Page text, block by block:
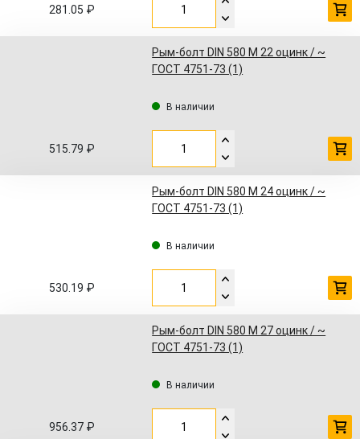
281.05 ₽
Рым-болт DIN 580 M 22 оцинк / ~
ГОСТ 4751-73 (1)
В наличии
515.79 ₽
Рым-болт DIN 580 M 24 оцинк / ~
ГОСТ 4751-73 (1)
В наличии
530.19 ₽
Рым-болт DIN 580 M 27 оцинк / ~
ГОСТ 4751-73 (1)
В наличии
956.37 ₽